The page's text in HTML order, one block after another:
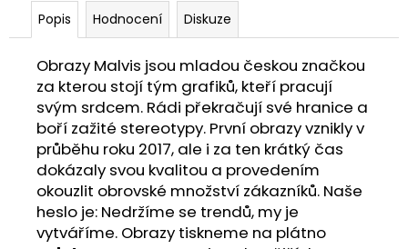
Popis Hodnocení Diskuze
Obrazy Malvis jsou mladou českou značkou
za kterou stojí tým grafiků, kteří pracují
svým srdcem. Rádi překračují své hranice a
boří zažité stereotypy. První obrazy vznikly v
průběhu roku 2017, ale i za ten krátký čas
dokázaly svou kvalitou a provedením
okouzlit obrovské množství zákazníků. Naše
heslo je: Nedržíme se trendů, my je
vytváříme. Obrazy tiskneme na plátno